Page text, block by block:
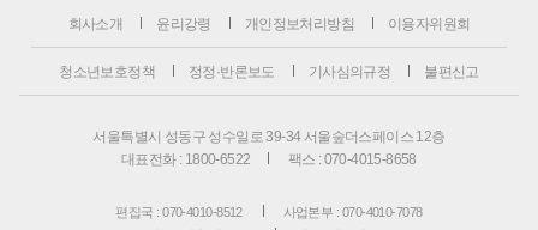
회사소개 윤리강령 개인정보처리방침 이용자위원회
청소년보호정책 정정·반론보도 기사심의규정 불편신고
서울특별시 성동구 성수일로 39-34 서울숲더스페이스 12층
대표전화 : 1800-6522
팩스 : 070-4015-8658
편집국 : 070-4010-8512
사업본부 : 070-4010-7078